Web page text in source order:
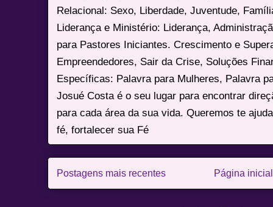
Relacional: Sexo, Liberdade, Juventude,
Liderança e Ministério: Liderança,
para Pastores Iniciantes. Crescimento e
Empreendedores, Sair da Crise, Soluções
Específicas: Palavra para Mulheres, Palavra
Josué Costa é o seu lugar para encontrar
para cada área da sua vida. Queremos te
fé, fortalecer sua Fé
Postagens mais recentes Página inicial